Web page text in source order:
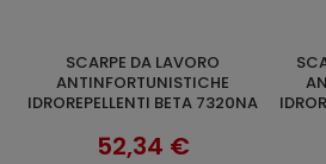
SCOPRI
SCARPE DA LAVORO ALTE
ANTINFORTUNISTICHE
IDROREPELLENTI BETA 7321NA
57,22 €